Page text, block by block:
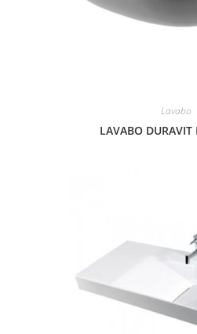
Lavabo
LAVABO DURAVIT